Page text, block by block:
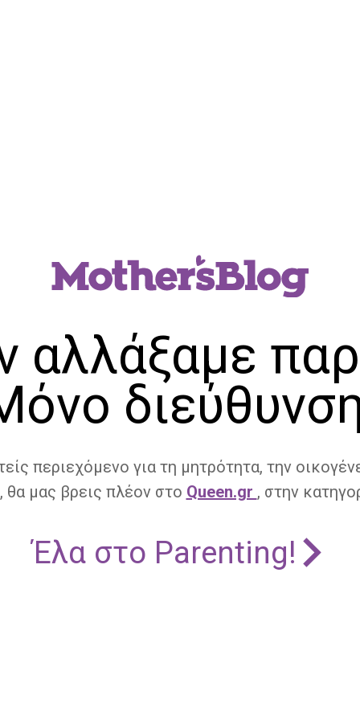
αλλάξαμε
περιεχόμενο για τη μητρότητα, την
θα μας βρεις πλέον στο Queen.gr , στην
Έλα στο Parenting!